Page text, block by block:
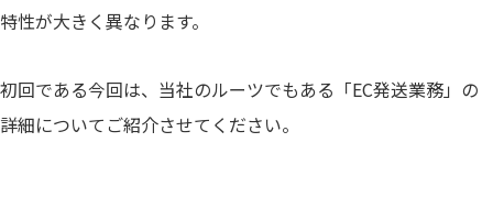
特性が大きく異なります。
初回である今回は、当社のルーツでもある「EC発送業務」の
詳細についてご紹介させてください。